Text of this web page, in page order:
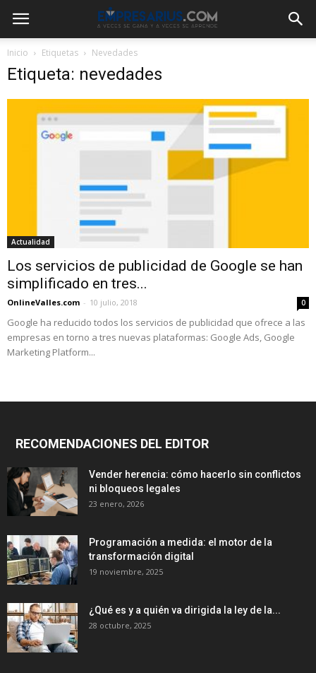
Inicio Etiquetas Nevedades
Etiqueta: nevedades
Actualidad
Los servicios de publicidad de Google se han
simplificado en tres...
OnlineValles.com - 10 julio, 2018 0
Google ha reducido todos los servicios de publicidad que ofrece a las
empresas en torno a tres nuevas plataformas: Google Ads, Google
Marketing Platform...
RECOMENDACIONES DEL EDITOR
Vender herencia: cómo hacerlo sin conflictos
ni bloqueos legales
23 enero, 2026
Programación a medida: el motor de la
transformación digital
19 noviembre, 2025
¿Qué es y a quién va dirigida la ley de la...
28 octubre, 2025